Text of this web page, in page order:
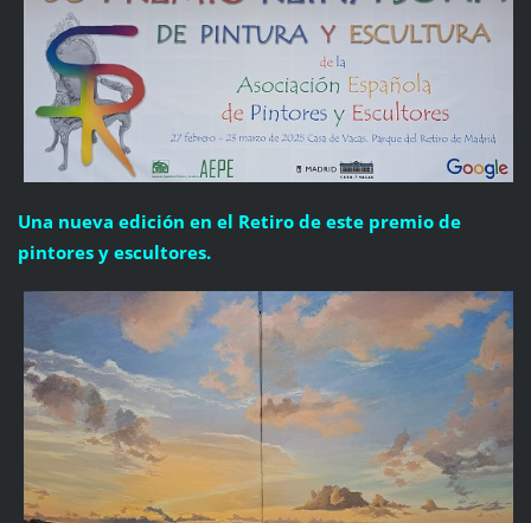
Una nueva edición en el Retiro de este premio de
pintores y escultores.